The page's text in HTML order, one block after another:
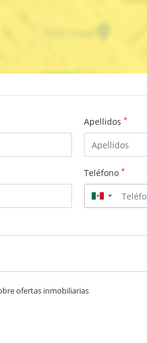
Apellidos *
Teléfono *
▼
ofertas inmobiliarias